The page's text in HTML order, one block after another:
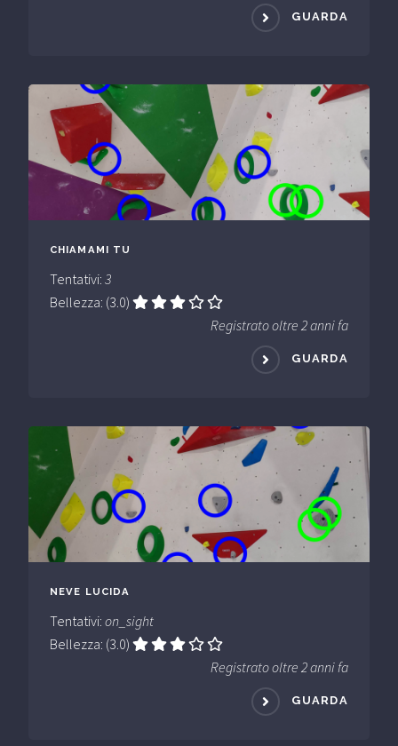
GUARDA
CHIAMAMI TU
Tentativi: 3
Bellezza: (3.0)
Registrato oltre 2 anni fa
GUARDA
NEVE LUCIDA
Tentativi: on_sight
Bellezza: (3.0)
Registrato oltre 2 anni fa
GUARDA